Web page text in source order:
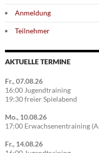
Anmeldung
Teilnehmer
AKTUELLE TERMINE
Fr., 07.08.26
16:00 Jugendtraining
19:30 freier Spielabend
Mo., 10.08.26
17:00 Erwachsenentraining
Fr., 14.08.26